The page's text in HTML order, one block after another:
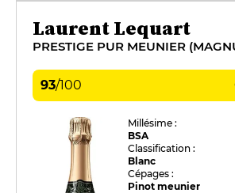
Laurent Lequart
PRESTIGE PUR MEUNIER
93/100
Millésime :
BSA
Classification :
Blanc
Cépages :
Pinot meunier